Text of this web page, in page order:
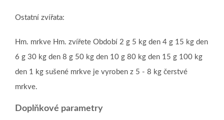
Ostatní zvířata:
Hm. mrkve Hm. zvířete Období 2 g 5 kg den 4 g 15 kg den
6 g 30 kg den 8 g 50 kg den 10 g 80 kg den 15 g 100 kg
den 1 kg sušené mrkve je vyroben z 5 - 8 kg čerstvé
mrkve.
Doplňkové parametry